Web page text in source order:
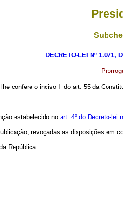
DECRETO-LEI Nº 1.071,
confere o inciso II do art. 55 da
estabelecido no art. 4º do Decreto-lei
revogadas as disposições em
República.